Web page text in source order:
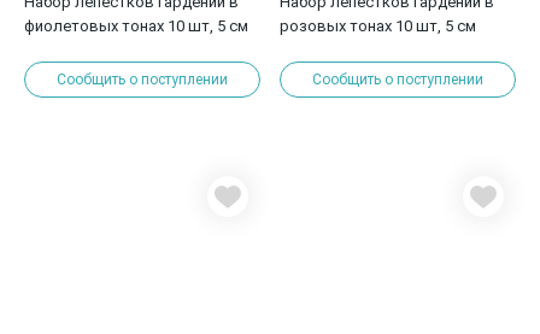
фиолетовых тонах 10 шт, 5 см
Сообщить о поступлении
розовых тонах 10 шт, 5 см
Сообщить о поступлении